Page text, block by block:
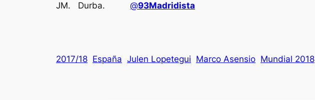
JM. Durba. @93Madridista
2017/18 España Julen Lopetegui Marco Asensio Mundial 2018